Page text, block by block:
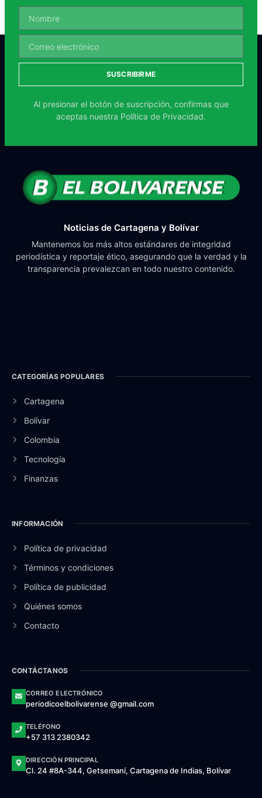
SUSCRIBIRME
Al presionar el botón de suscripción, confirmas que
aceptas nuestra Política de Privacidad.
Noticias de Cartagena y Bolívar
Mantenemos los más altos estándares de integridad
periodística y reportaje ético, asegurando que la verdad y la
transparencia prevalezcan en todo nuestro contenido.
CATEGORÍAS POPULARES
Cartagena
Bolívar
Colombia
Tecnología
Finanzas
INFORMACIÓN
Política de privacidad
Términos y condiciones
Política de publicidad
Quiénes somos
Contacto
CONTÁCTANOS
CORREO ELECTRÓNICO
periodicoelbolivarense @gmail.com
TELÉFONO
+57 313 2380342
DIRECCIÓN PRINCIPAL
Cl. 24 #8A-344, Getsemaní, Cartagena de Indias, Bolívar